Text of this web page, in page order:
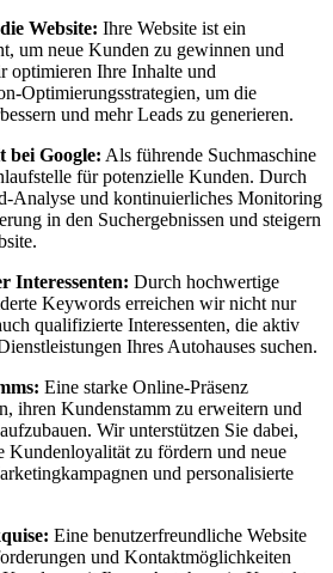
Website: Ihre Website ist ein
um neue Kunden zu gewinnen und
optimieren Ihre Inhalte und
Optimierungsstrategien, um die
und mehr Leads zu generieren.
bei Google: Als führende Suchmaschine
für potenzielle Kunden. Durch
Analyse und kontinuierliches Monitoring
in den Suchergebnissen und steigern
Interessenten: Durch hochwertige
Keywords erreichen wir nicht nur
qualifizierte Interessenten, die aktiv
Ihres Autohauses suchen.
Eine starke Online-Präsenz
ihren Kundenstamm zu erweitern und
Wir unterstützen Sie dabei,
Kundenloyalität zu fördern und neue
und personalisierte
Eine benutzerfreundliche Website
und Kontaktmöglichkeiten